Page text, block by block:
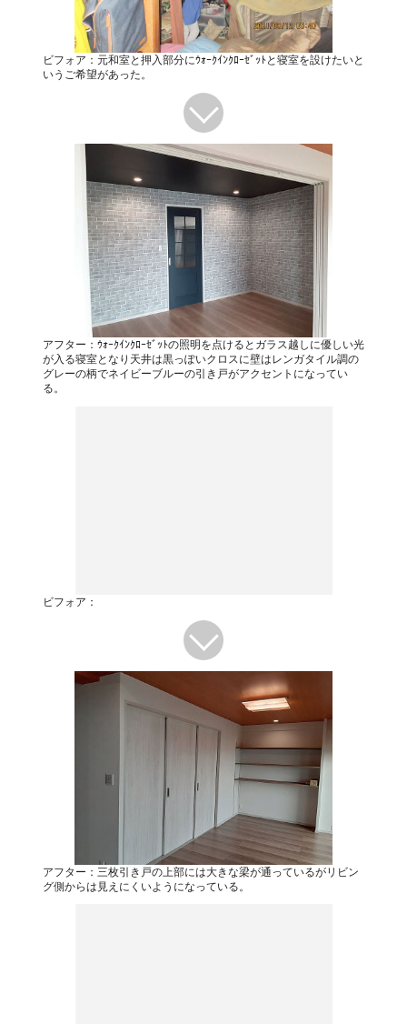
ビフォア：元和室と押入部分にｳｫｰｸｲﾝｸﾛｰｾﾞｯﾄと寝室を設けたいと
いうご希望があった。
アフター：ｳｫｰｸｲﾝｸﾛｰｾﾞｯﾄの照明を点けるとガラス越しに優しい光
が入る寝室となり天井は黒っぽいクロスに壁はレンガタイル調の
グレーの柄でネイビーブルーの引き戸がアクセントになってい
る。
ビフォア：
アフター：三枚引き戸の上部には大きな梁が通っているがリビン
グ側からは見えにくいようになっている。